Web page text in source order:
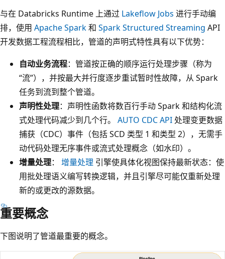
与在 Databricks Runtime 上通过 Lakeflow Jobs 进行手动编
排，使用 Apache Spark和 Spark Structured Streaming API
开发数据工程流程相比，管道的声明式特性具有以下优势：
自动业务流程：管道按正确的顺序运行处理步骤（称为
“流”），并按最大并行度逐步重试暂时性故障，从 Spark
任务到流到整个管道。
声明性处理：声明性函数将数百行手动 Spark 和结构化流
式处理代码减少到几个行。 AUTO CDC API 处理变更数据
捕获（CDC）事件（包括 SCD 类型 1 和类型 2），无需手
动代码处理无序事件或流式处理概念（如水印）。
增量处理： 增量处理 引擎使具体化视图保持最新状态：使
用批处理语义编写转换逻辑，并且引擎尽可能仅重新处理
新的或更改的源数据。
重要概念
下图说明了管道最重要的概念。